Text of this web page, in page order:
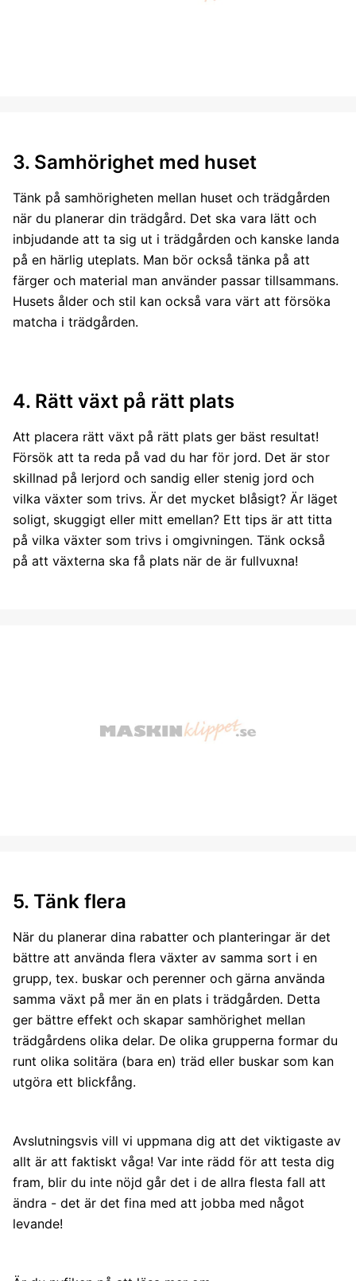
3. Samhörighet med huset
Tänk på samhörigheten mellan huset och trädgården
när du planerar din trädgård. Det ska vara lätt och
inbjudande att ta sig ut i trädgården och kanske landa
på en härlig uteplats. Man bör också tänka på att
färger och material man använder passar tillsammans.
Husets ålder och stil kan också vara värt att försöka
matcha i trädgården.
4. Rätt växt på rätt plats
Att placera rätt växt på rätt plats ger bäst resultat!
Försök att ta reda på vad du har för jord. Det är stor
skillnad på lerjord och sandig eller stenig jord och
vilka växter som trivs. Är det mycket blåsigt? Är läget
soligt, skuggigt eller mitt emellan? Ett tips är att titta
på vilka växter som trivs i omgivningen. Tänk också
på att växterna ska få plats när de är fullvuxna!
5. Tänk flera
När du planerar dina rabatter och planteringar är det
bättre att använda flera växter av samma sort i en
grupp, tex. buskar och perenner och gärna använda
samma växt på mer än en plats i trädgården. Detta
ger bättre effekt och skapar samhörighet mellan
trädgårdens olika delar. De olika grupperna formar du
runt olika solitära (bara en) träd eller buskar som kan
utgöra ett blickfång.
Avslutningsvis vill vi uppmana dig att det viktigaste av
allt är att faktiskt våga! Var inte rädd för att testa dig
fram, blir du inte nöjd går det i de allra flesta fall att
ändra - det är det fina med att jobba med något
levande!